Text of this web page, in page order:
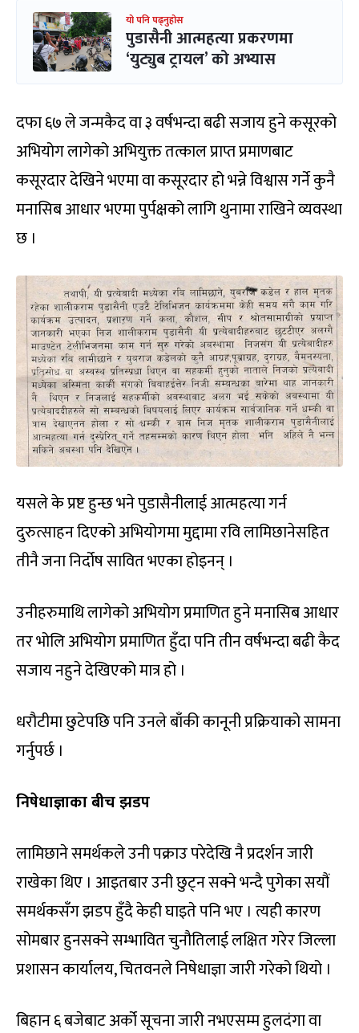
यो पनि पढ्नुहोस
पुडासैनी आत्महत्या प्रकरणमा
‘युट्युब ट्रायल’ को अभ्यास
दफा ६७ ले जन्मकैद वा ३ वर्षभन्दा बढी सजाय हुने कसूरको
अभियोग लागेको अभियुक्त तत्काल प्राप्त प्रमाणबाट
कसूरदार देखिने भएमा वा कसूरदार हो भन्ने विश्वास गर्ने कुनै
मनासिब आधार भएमा पुर्पक्षको लागि थुनामा राखिने व्यवस्था
छ ।
यसले के प्रष्ट हुन्छ भने पुडासैनीलाई आत्महत्या गर्न
दुरुत्साहन दिएको अभियोगमा मुद्दामा रवि लामिछानेसहित
तीनै जना निर्दोष सावित भएका होइनन् ।
उनीहरुमाथि लागेको अभियोग प्रमाणित हुने मनासिब आधार
तर भोलि अभियोग प्रमाणित हुँदा पनि तीन वर्षभन्दा बढी कैद
सजाय नहुने देखिएको मात्र हो ।
धरौटीमा छुटेपछि पनि उनले बाँकी कानूनी प्रक्रियाको सामना
गर्नुपर्छ ।
निषेधाज्ञाका बीच झडप
लामिछाने समर्थकले उनी पक्राउ परेदेखि नै प्रदर्शन जारी
राखेका थिए । आइतबार उनी छुट्न सक्ने भन्दै पुगेका सयौं
समर्थकसँग झडप हुँदै केही घाइते पनि भए । त्यही कारण
सोमबार हुनसक्ने सम्भावित चुनौतिलाई लक्षित गरेर जिल्ला
प्रशासन कार्यालय, चितवनले निषेधाज्ञा जारी गरेको थियो ।
बिहान ६ बजेबाट अर्को सूचना जारी नभएसम्म हुलदंगा वा